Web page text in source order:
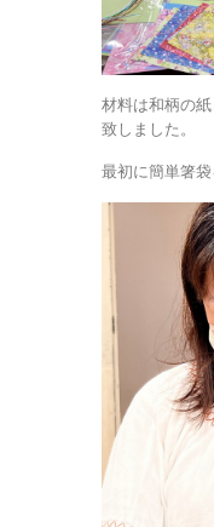
材料は和柄の
致しました。
最初に簡単箸袋